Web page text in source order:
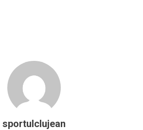
sportulclujean